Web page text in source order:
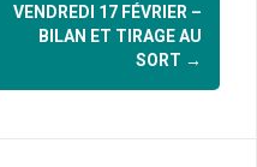
VENDREDI 17 FÉVRIER –
BILAN ET TIRAGE AU
SORT →